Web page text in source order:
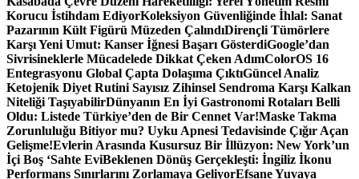
Korucu İstihdam EdiyorKoleksiyon Güvenliğinde İhlal: Sanat
Pazarının Kült Figürü Müzeden ÇalındıDirençli Tümörlere
Karşı Yeni Umut: Kanser İğnesi Başarı GösterdiGoogle’dan
Sivrisineklerle Mücadelede Dikkat Çeken AdımColorOS 16
Entegrasyonu Global Çapta Dolaşıma ÇıktıGüncel Analiz
Ketojenik Diyet Rutini Sayısız Zihinsel Sendroma Karşı Kalkan
Niteliği TaşıyabilirDünyanın En İyi Gastronomi Rotaları Belli
Oldu: Listede Türkiye’den de Bir Cennet Var!Maske Takma
Zorunluluğu Bitiyor mu? Uyku Apnesi Tedavisinde Çığır Açan
Gelişme!Evlerin Arasında Kusursuz Bir İllüzyon: New York’un
İçi Boş ‘Sahte EviBeklenen Dönüş Gerçekleşti: İngiliz İkonu
Performans Sınırlarını Zorlamaya GeliyorEfsane Yuvaya